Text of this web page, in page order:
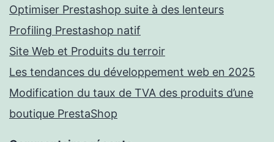
Optimiser Prestashop suite à des lenteurs
Profiling Prestashop natif
Site Web et Produits du terroir
Les tendances du développement web en 2025
Modification du taux de TVA des produits d’une
boutique PrestaShop